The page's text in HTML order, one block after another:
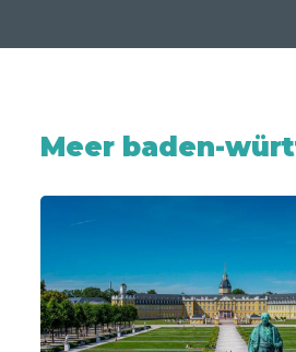
Meer baden-